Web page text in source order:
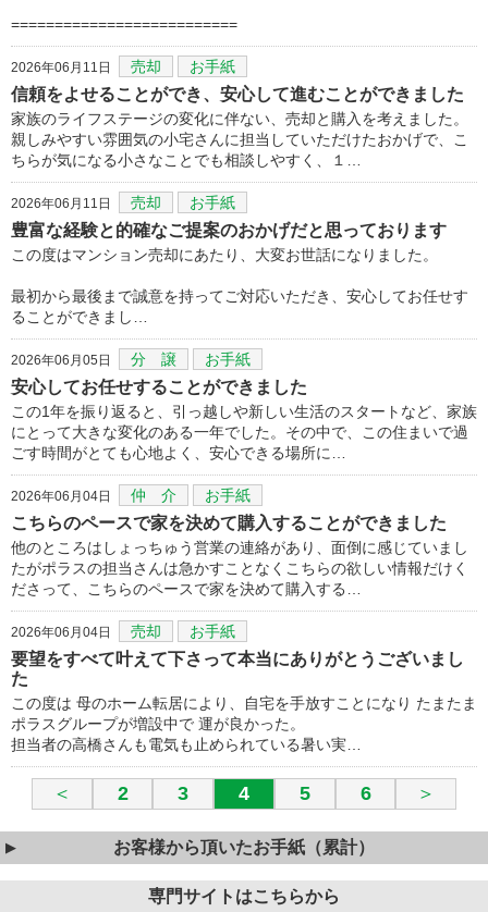
==========================
2026年06月11日 売却 お手紙
信頼をよせることができ、安心して進むことができました
家族のライフステージの変化に伴ない、売却と購入を考えました。
親しみやすい雰囲気の小宅さんに担当していただけたおかげで、こ
ちらが気になる小さなことでも相談しやすく、１…
2026年06月11日 売却 お手紙
豊富な経験と的確なご提案のおかげだと思っております
この度はマンション売却にあたり、大変お世話になりました。
最初から最後まで誠意を持ってご対応いただき、安心してお任せす
ることができまし…
2026年06月05日 分 譲 お手紙
安心してお任せすることができました
この1年を振り返ると、引っ越しや新しい生活のスタートなど、家族
にとって大きな変化のある一年でした。その中で、この住まいで過
ごす時間がとても心地よく、安心できる場所に…
2026年06月04日 仲 介 お手紙
こちらのペースで家を決めて購入することができました
他のところはしょっちゅう営業の連絡があり、面倒に感じていまし
たがポラスの担当さんは急かすことなくこちらの欲しい情報だけく
ださって、こちらのペースで家を決めて購入する…
2026年06月04日 売却 お手紙
要望をすべて叶えて下さって本当にありがとうございまし
た
この度は 母のホーム転居により、自宅を手放すことになり たまたま
ポラスグループが増設中で 運が良かった。
担当者の高橋さんも電気も止められている暑い実…
＜ 2 3 4 5 6 ＞
お客様から頂いたお手紙（累計）
専門サイトはこちらから